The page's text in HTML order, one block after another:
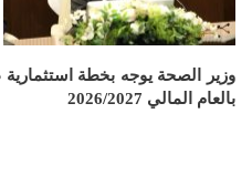
وزير الصحة يوجه بخطة
بالعام المالي 2026/2027